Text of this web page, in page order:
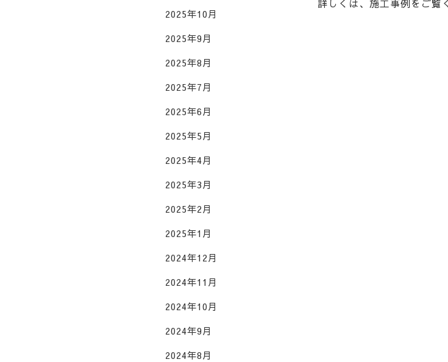
2025年10月
2025年9月
2025年8月
2025年7月
2025年6月
2025年5月
2025年4月
2025年3月
2025年2月
2025年1月
2024年12月
2024年11月
2024年10月
2024年9月
2024年8月
詳しくは、施工事例をご覧